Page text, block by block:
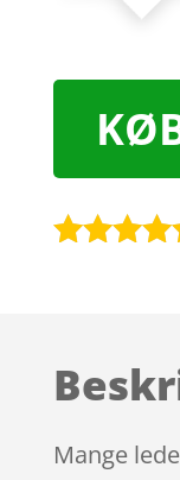
på
mmelser
Mange